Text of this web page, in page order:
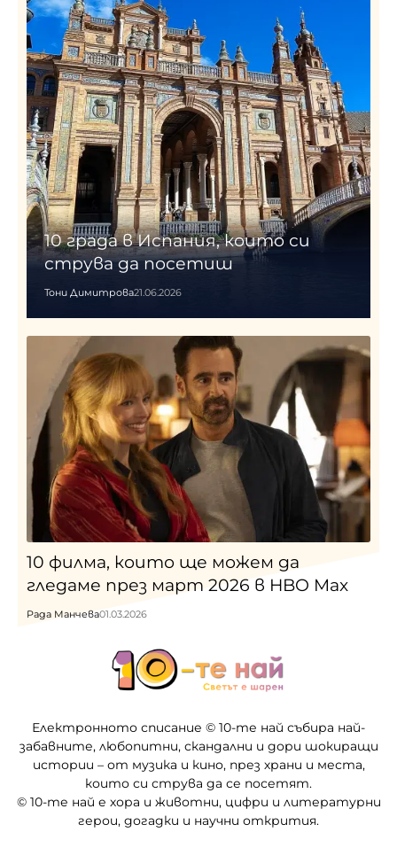
10 града в Испания, които си
струва да посетиш
Тони Димитрова21.06.2026
10 филма, които ще можем да
гледаме през март 2026 в HBO Max
Рада Манчева01.03.2026
Електронното списание © 10-те най събира най-
забавните, любопитни, скандални и дори шокиращи
истории – от музика и кино, през храни и места,
които си струва да се посетят.
© 10-те най е хора и животни, цифри и литературни
герои, догадки и научни открития.